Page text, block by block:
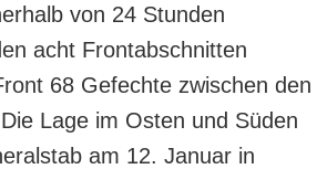
von 24 Stunden
acht Frontabschnitten
68 Gefechte zwischen den
Lage im Osten und Süden
am 12. Januar in